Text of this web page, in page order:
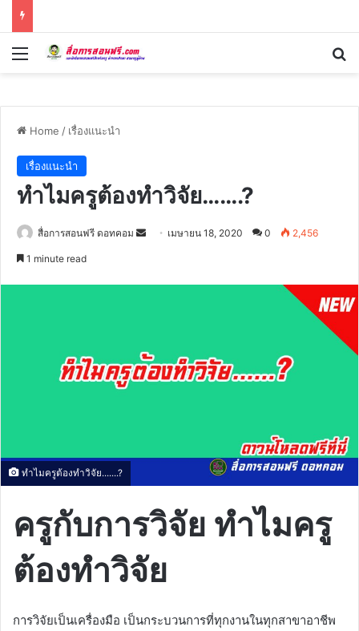
Menu
Home / เรื่องแนะนำ
เรื่องแนะนำ
ทำไมครูต้องทำวิจัย…….?
สื่อการสอนฟรี ดอทคอม
Send เมษายน 18, 2020 0 2,456
1 minute read
ทำไมครูต้องทำวิจัย.......?
ครูกับการวิจัย ทำไมครู
ต้องทำวิจัย
การวิจัยเป็นเครื่องมือ เป็นกระบวนการที่ทุกงานในทุกสาขาอาชีพ